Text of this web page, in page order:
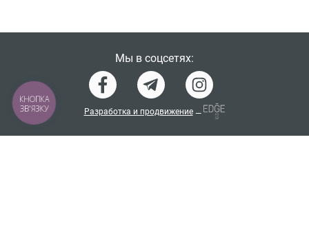
Мы в соцсетях:
Разработка и продвижение —
КНОПКА
ЗВ'ЯЗКУ